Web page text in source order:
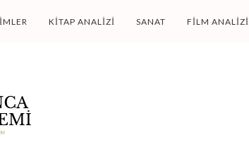
KITAP ANALIZI SANAT FILM ANALIZI